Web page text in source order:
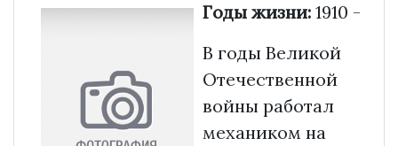
Годы жизни:1910 -
В годы Великой
Отечественной
войны работал
механиком на